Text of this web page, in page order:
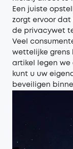
Een juiste
zorgt ervoor dat
de privacywet
Veel
wettelijke grens
artikel legen we
kunt u uw
beveiligen